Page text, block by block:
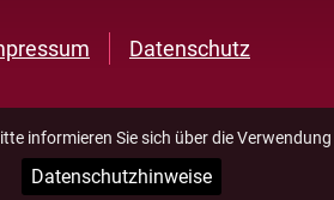
informieren Sie sich über die
Datenschutzhinweise
Datenschutz